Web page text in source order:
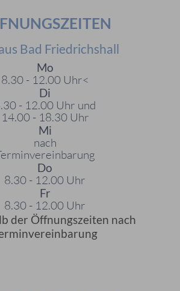
Bad Friedrichshall
Mo
8.30 - 12.00 Uhr<
Di
- 12.00 Uhr und
14.00 - 18.30 Uhr
Mi
nach
Do
8.30 - 12.00 Uhr
Fr
8.30 - 12.00 Uhr
der Öffnungszeiten nach